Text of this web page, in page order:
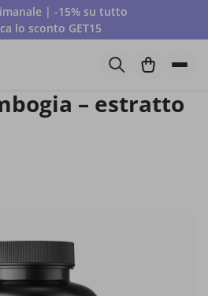
| -15% su tutto
lo sconto GET15
– estratto